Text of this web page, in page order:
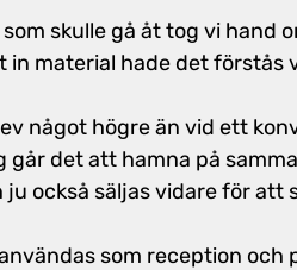
skulle gå åt tog vi hand
in material hade det förstås
något högre än vid ett
det att hamna på
också säljas vidare för att
som reception och